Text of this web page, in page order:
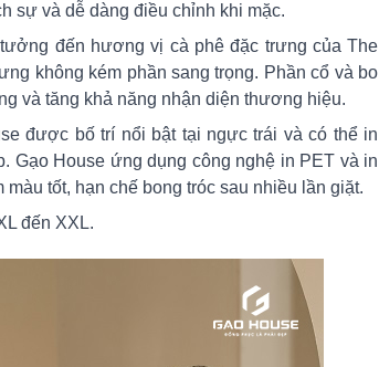
sự và dễ dàng điều chỉnh khi mặc.
đến hương vị cà phê đặc trưng của The
không kém phần sang trọng. Phần cổ và bo
và tăng khả năng nhận diện thương hiệu.
được bố trí nổi bật tại ngực trái và có thể in
Gạo House ứng dụng công nghệ in PET và in
tốt, hạn chế bong tróc sau nhiều lần giặt.
đến XXL.